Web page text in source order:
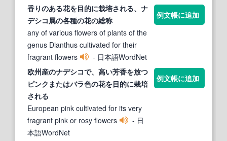
香りのある花を目的に栽培される、 ナ
デシコ 属の各種の花の総称
any of various flowers of plants of the
genus Dianthus cultivated for their
fragrant flowers
- 日本語WordNet
例文帳に追加
欧州産のナデシコで、高い芳香を放つ
ピンクまたはバラ色の花を目的に栽培
される
European pink cultivated for its very
fragrant pink or rosy flowers
- 日
本語WordNet
例文帳に追加